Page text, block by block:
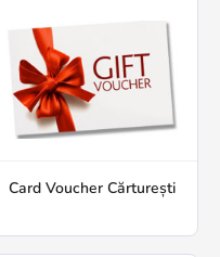
Card Voucher Cărturești